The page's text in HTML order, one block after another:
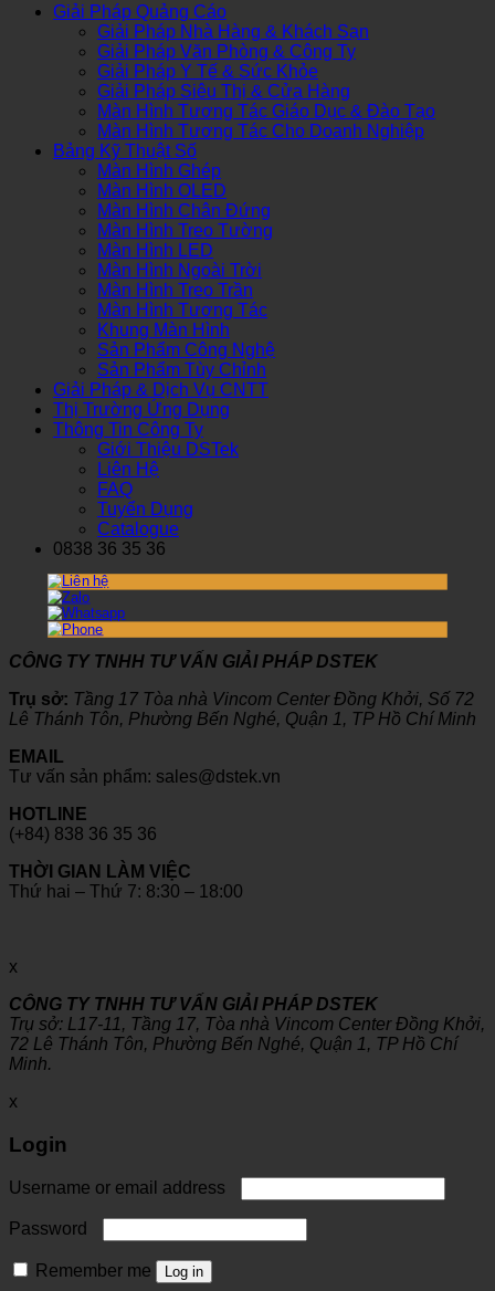
Giải Pháp Quảng Cáo
Giải Pháp Nhà Hàng & Khách Sạn
Giải Pháp Văn Phòng & Công Ty
Giải Pháp Y Tế & Sức Khỏe
Giải Pháp Siêu Thị & Cửa Hàng
Màn Hình Tương Tác Giáo Dục & Đào Tạo
Màn Hình Tương Tác Cho Doanh Nghiệp
Bảng Kỹ Thuật Số
Màn Hình Ghép
Màn Hình OLED
Màn Hình Chân Đứng
Màn Hình Treo Tường
Màn Hình LED
Màn Hình Ngoài Trời
Màn Hình Treo Trần
Màn Hình Tương Tác
Khung Màn Hình
Sản Phẩm Công Nghệ
Sản Phẩm Tùy Chỉnh
Giải Pháp & Dịch Vụ CNTT
Thị Trường Ứng Dụng
Thông Tin Công Ty
Giới Thiệu DSTek
Liên Hệ
FAQ
Tuyển Dụng
Catalogue
0838 36 35 36
CÔNG TY TNHH TƯ VẤN GIẢI PHÁP DSTEK
Trụ sở: Tầng 17 Tòa nhà Vincom Center Đồng Khởi, Số 72
Lê Thánh Tôn, Phường Bến Nghé, Quận 1, TP Hồ Chí Minh
EMAIL
Tư vấn sản phẩm: sales@dstek.vn
HOTLINE
(+84) 838 36 35 36
THỜI GIAN LÀM VIỆC
Thứ hai – Thứ 7: 8:30 – 18:00
x
CÔNG TY TNHH TƯ VẤN GIẢI PHÁP DSTEK
Trụ sở: L17-11, Tầng 17, Tòa nhà Vincom Center Đồng Khởi,
72 Lê Thánh Tôn, Phường Bến Nghé, Quận 1, TP Hồ Chí
Minh.
x
Login
Username or email address
Password
Remember me Log in